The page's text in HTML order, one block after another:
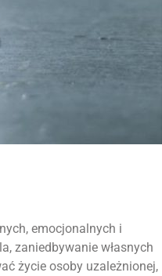
emocjonalnych i
zaniedbywanie własnych
życie osoby uzależnionej,